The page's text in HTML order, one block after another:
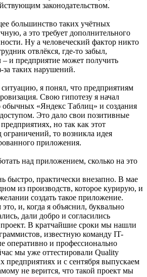
законодательством.
большинство таких учётных
а это требует дополнительного
Ну а человеческий фактор никто
отвлёкся, где-то забыл,
– и предприятие может получить
таких нарушений.
я понял, что предприятиям
Свою гипотезу я начал
«Яндекс Таблиц» и создания
Это дало свои позитивные
но так как этот
ограничений, то возникла идея
приложения.
над приложением, сколько на это
быстро, практически внезапно. В мае
из производств, которое курирую, и
создать такое приложение.
и, когда я объяснил, буквально
дали добро и согласились
проект. В кратчайшие сроки мы нашли
известную команду IT-
оперативно и профессионально
мы уже оттестировали Quality
предприятиях и с сентября выпускаем
не верится, что такой проект мы